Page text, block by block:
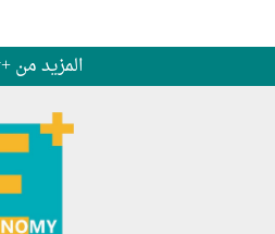
المزيد من +Economy